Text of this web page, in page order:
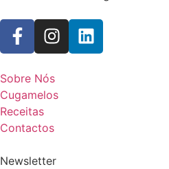
Sobre Nós
Cugamelos
Receitas
Contactos
Newsletter